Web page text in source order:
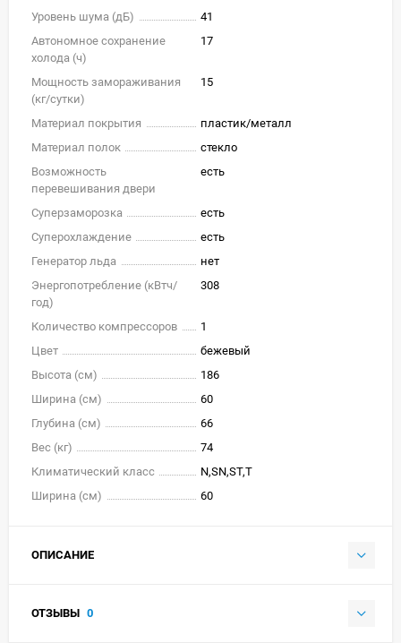
Уровень шума (дБ)
41
Автономное сохранение
холода (ч)
17
Мощность замораживания
(кг/cутки)
15
Материал покрытия
пластик/металл
Материал полок
стекло
Возможность
перевешивания двери
есть
Суперзаморозка
есть
Суперохлаждение
есть
Генератор льда
нет
Энергопотребление (кВтч/
год)
308
Количество компрессоров
1
Цвет
бежевый
Высота (см)
186
Ширина (см)
60
Глубина (см)
66
Вес (кг)
74
Климатический класс
N,SN,ST,T
Ширина (см)
60
ОПИСАНИЕ
ОТЗЫВЫ 0